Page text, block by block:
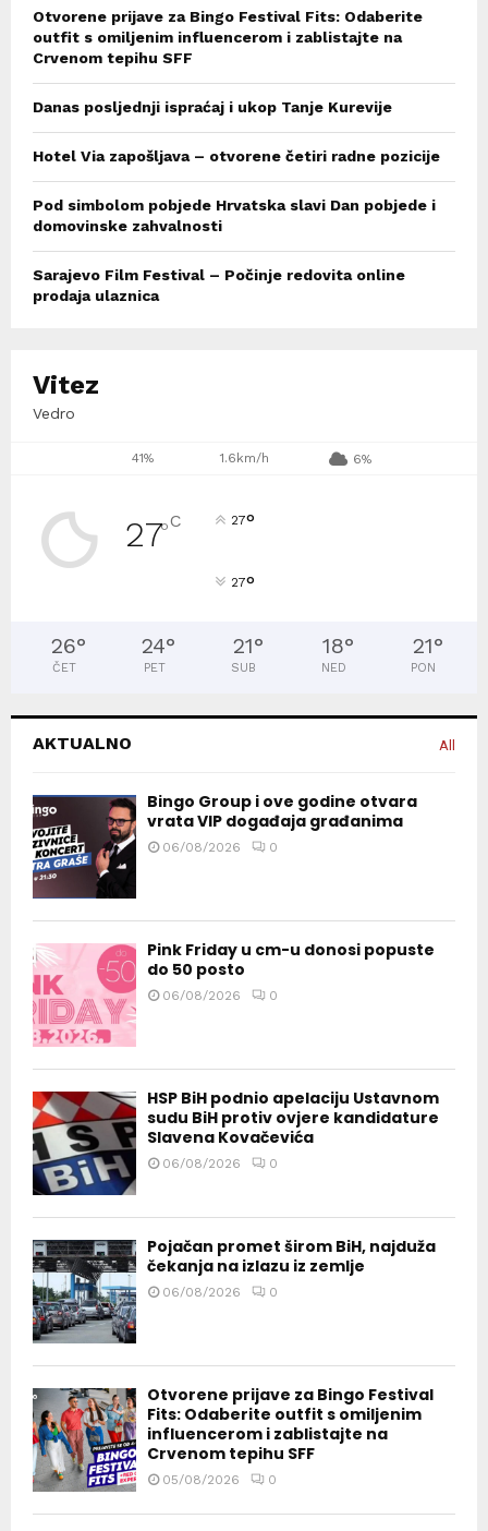
Otvorene prijave za Bingo Festival Fits: Odaberite
outfit s omiljenim influencerom i zablistajte na
Crvenom tepihu SFF
Danas posljednji ispraćaj i ukop Tanje Kurevije
Hotel Via zapošljava – otvorene četiri radne pozicije
Pod simbolom pobjede Hrvatska slavi Dan pobjede i
domovinske zahvalnosti
Sarajevo Film Festival – Počinje redovita online
prodaja ulaznica
Vitez
Vedro
41% 1.6km/h 6%
27°C 27°
27°
26°
ČET
24°
PET
21°
SUB
18°
NED
21°
PON
AKTUALNO All
Bingo Group i ove godine otvara
vrata VIP događaja građanima
06/08/2026 0
Pink Friday u cm-u donosi popuste
do 50 posto
06/08/2026 0
HSP BiH podnio apelaciju Ustavnom
sudu BiH protiv ovjere kandidature
Slavena Kovačevića
06/08/2026 0
Pojačan promet širom BiH, najduža
čekanja na izlazu iz zemlje
06/08/2026 0
Otvorene prijave za Bingo Festival
Fits: Odaberite outfit s omiljenim
influencerom i zablistajte na
Crvenom tepihu SFF
05/08/2026 0